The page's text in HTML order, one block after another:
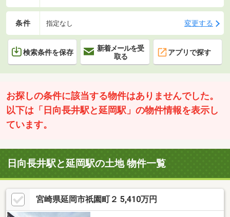
条件 指定なし 変更する
検索条件を保存
新着メールを受
取る
アプリで探す
お探しの条件に該当する物件はありませんでした。
以下は「日向長井駅と延岡駅」の物件情報を表示し
ています。
日向長井駅と延岡駅の土地 物件一覧
宮崎県延岡市祇園町２ 5,410万円